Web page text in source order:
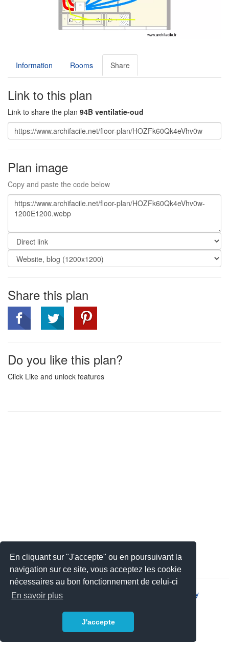
En cliquant sur "J'accepte" ou en poursuivant la
navigation sur ce site, vous acceptez les cookie
nécessaires au bon fonctionnement de celui-ci
En savoir plus
J'accepte
Information Rooms Share
Link to this plan
Link to share the plan 94B ventilatie-oud
Plan image
Copy and paste the code below
Share this plan
Do you like this plan?
Click Like and unlock features
2026 © JSYS | Privacy policy